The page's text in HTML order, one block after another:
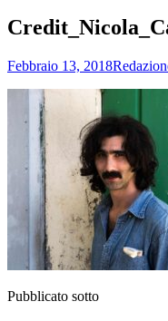
Febbraio 13, 2018
Pubblicato sotto